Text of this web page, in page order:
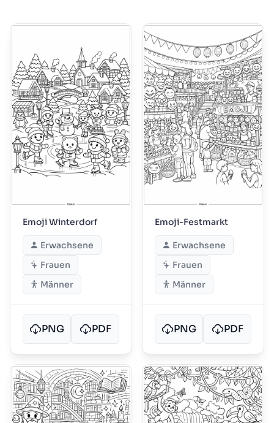
Emoji Winterdorf
Erwachsene
Frauen
Männer
PNG PDF
Emoji-Festmarkt
Erwachsene
Frauen
Männer
PNG PDF